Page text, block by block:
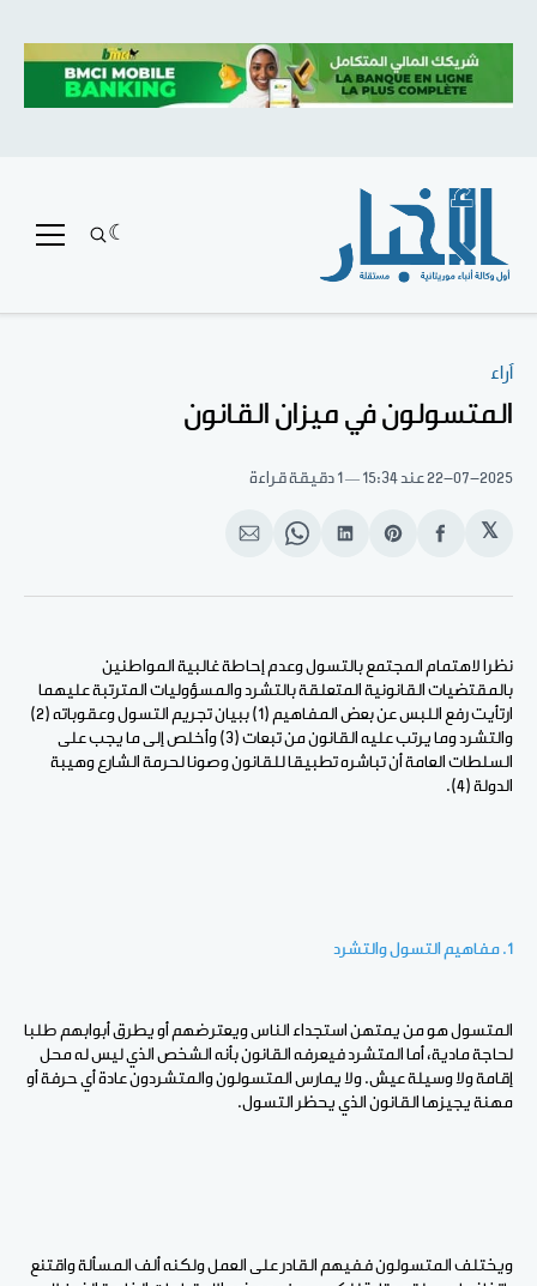
آراء
المتسولون في ميزان القانون
22-07-2025عند 15:34 1 دقيقة قراءة
𝕏
انشر
الفيسبوك
Share
Pinterest
انشر
لينكد
Share
WhatsApp
انشر
الإيميل
نظرا لاهتمام المجتمع بالتسول وعدم إحاطة غالبية المواطنين
بالمقتضيات القانونية المتعلقة بالتشرد والمسؤوليات المترتبة عليهما
ارتأيت رفع اللبس عن بعض المفاهيم (1) ببيان تجريم التسول وعقوباته (2)
والتشرد وما يرتب عليه القانون من تبعات (3) وأخلص إلى ما يجب على
السلطات العامة أن تباشره تطبيقا للقانون وصونا لحرمة الشارع وهيبة
الدولة (4).
1. مفاهيم التسول والتشرد
المتسول هو من يمتهن استجداء الناس ويعترضهم أو يطرق أبوابهم طلبا
لحاجة مادية، أما المتشرد فيعرفه القانون بأنه الشخص الذي ليس له محل
إقامة ولا وسيلة عيش. ولا يمارس المتسولون والمتشردون عادة أي حرفة أو
مهنة يجيزها القانون الذي يحظر التسول.
ويختلف المتسولون ففيهم القادر على العمل ولكنه ألف المسألة واقتنع